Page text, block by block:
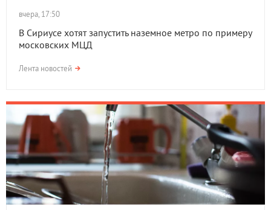
вчера, 17:50
В Сириусе хотят запустить наземное метро по примеру
московских МЦД
Лента новостей